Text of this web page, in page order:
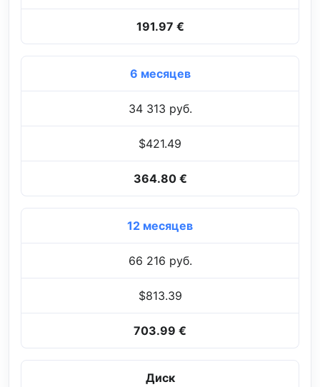
191.97 €
6 месяцев
34 313 руб.
$421.49
364.80 €
12 месяцев
66 216 руб.
$813.39
703.99 €
Диск